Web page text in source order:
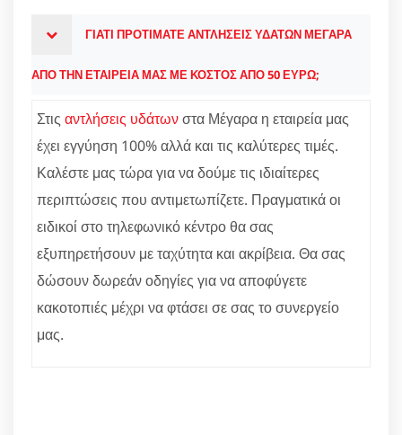
ΓΙΑΤΙ ΠΡΟΤΙΜΑΤΕ ΑΝΤΛΗΣΕΙΣ ΥΔΑΤΩΝ ΜΕΓΑΡΑ
ΑΠΟ ΤΗΝ ΕΤΑΙΡΕΙΑ ΜΑΣ ΜΕ ΚΟΣΤΟΣ ΑΠΟ 50 ΕΥΡΩ;
Στις αντλήσεις υδάτωνστα Μέγαρα η εταιρεία μας
έχει εγγύηση 100% αλλά και τις καλύτερες τιμές.
Καλέστε μας τώρα για να δούμε τις ιδιαίτερες
περιπτώσεις που αντιμετωπίζετε. Πραγματικά οι
ειδικοί στο τηλεφωνικό κέντρο θα σας
εξυπηρετήσουν με ταχύτητα και ακρίβεια. Θα σας
δώσουν δωρεάν οδηγίες για να αποφύγετε
κακοτοπιές μέχρι να φτάσει σε σας το συνεργείο
μας.